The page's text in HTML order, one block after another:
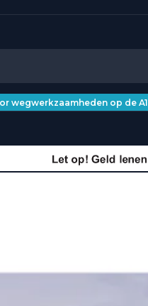
wegwerkzaamheden op de A1